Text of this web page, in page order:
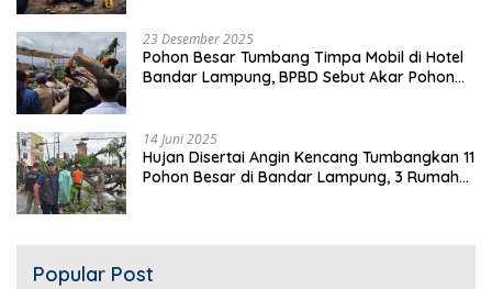
23 Desember 2025
Pohon Besar Tumbang Timpa Mobil di Hotel
Bandar Lampung, BPBD Sebut Akar Pohon
14 Juni 2025
Hujan Disertai Angin Kencang Tumbangkan 11
Pohon Besar di Bandar Lampung, 3 Rumah
Popular Post